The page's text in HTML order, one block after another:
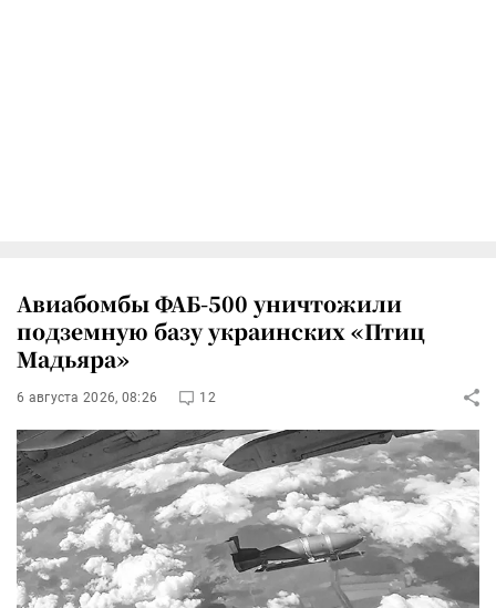
Авиабомбы ФАБ-500 уничтожили
подземную базу украинских «Птиц
Мадьяра»
6 августа 2026, 08:26 12